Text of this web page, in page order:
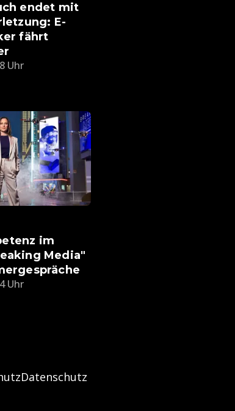
endet mit
E-
fährt
Uhr
im
Media"
Uhr
Datenschutz